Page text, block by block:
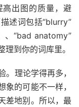
出图的质量，避
述词包括“blurry”
、“bad anatomy”
理到你的词库里。
理论学得再多，
的可能不一样，
差地别。所以，最